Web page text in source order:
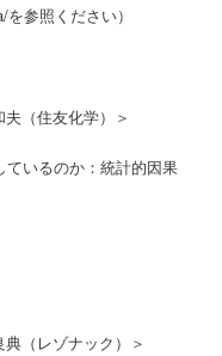
参照ください）
夫（住友化学）＞
いるのか：統計的因果
典（レゾナック）＞